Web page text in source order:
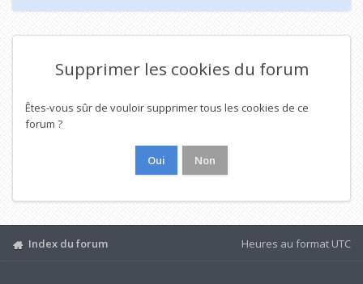
Supprimer les cookies du forum
Êtes-vous sûr de vouloir supprimer tous les cookies de ce
forum ?
Index du forum Heures au format UTC